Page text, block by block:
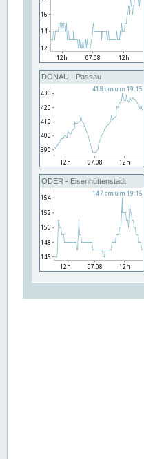
DONAU - Passau
ODER - Eisenhüttenstadt